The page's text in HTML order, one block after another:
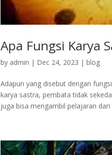
Apa Fungsi Karya
by admin | Dec 24, 2023 | blog
Adapun yang disebut dengan
karya sastra, pembata tidak
juga bisa mengambil pelajaran